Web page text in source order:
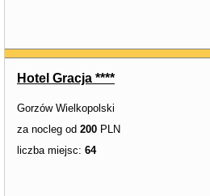
Hotel Gracja ****
Gorzów Wielkopolski
za nocleg od 200 PLN
liczba miejsc: 64